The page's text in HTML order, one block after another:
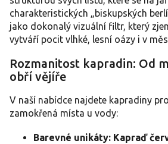
r
v
k
y
ý
s
charakteristických „biskupských
jako dokonalý vizuální filtr, který
vytváří pocit vlhké, lesní oázy i v
Rozmanitost kapradin: Od
obří vějíře
V naší nabídce najdete kapradiny
zamokřená místa u vody:
Barevné unikáty: Kapraď